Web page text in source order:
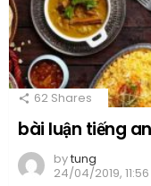
62 Shares
bài luận tiếng
bytung
24/04/2019,